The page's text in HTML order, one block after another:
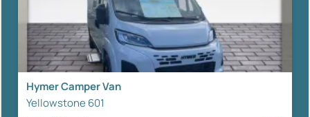
Hymer Camper Van
Yellowstone 601